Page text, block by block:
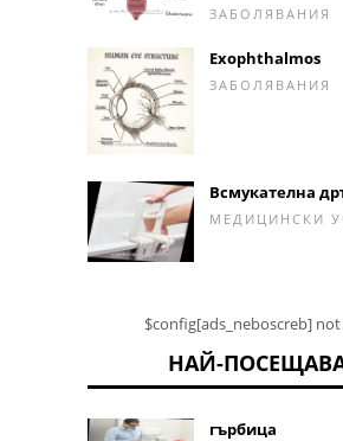
ЗАБОЛЯВАНИЯ
Exophthalmos
ЗАБОЛЯВАНИЯ
Всмукателна
МЕДИЦИНСКИ
$config[ads_neboscreb]
НАЙ-
гърбица